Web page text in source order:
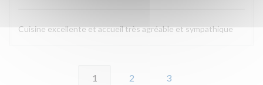
Cuisine excellente et accueil très agréable et sympathique
1 2 3